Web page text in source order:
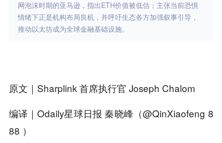
网泡沫时期的亚马逊，指出ETH价值被低估；主张当前恐惧
情绪下正是机构布局良机，并呼吁生态各方加强叙事引导，
推动以太坊成为全球金融基础设施。
原文｜ Sharplink 首席执行官 Joseph Chalom
编译｜Odaily星球日报 秦晓峰（@QinXiaofeng 8
88 ）